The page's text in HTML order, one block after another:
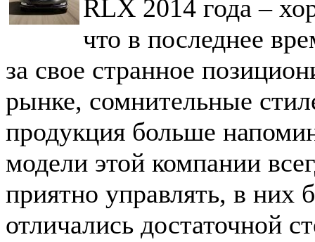
RLX 2014 года –
что в последнее
за свое странное
рынке, сомнительные
продукция больше
модели этой компании
приятно управлять, в них
отличались достаточной